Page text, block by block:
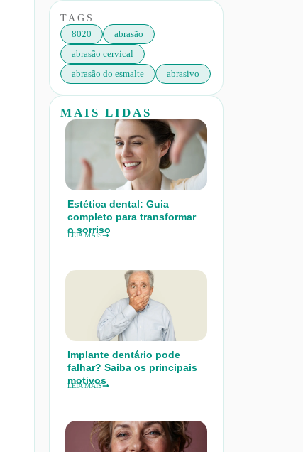
TAGS
8020
abrasão
abrasão cervical
abrasão do esmalte
abrasivo
MAIS LIDAS
Estética dental: Guia
completo para transformar
o sorriso
LEIA MAIS
Implante dentário pode
falhar? Saiba os principais
motivos
LEIA MAIS